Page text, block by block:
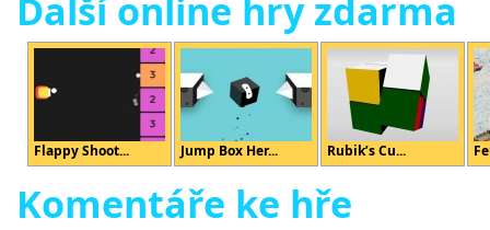
Další online hry zdarma
Flappy Shoot... Jump Box Her... Rubik’s Cu...
Komentáře ke hře